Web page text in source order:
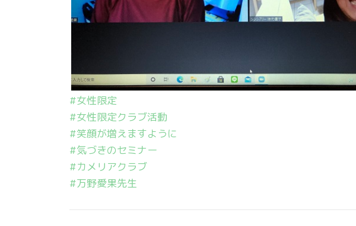
#女性限定
#女性限定クラブ活動
#笑顔が増えますように
#気づきのセミナー
#カメリアクラブ
#万野愛果先生